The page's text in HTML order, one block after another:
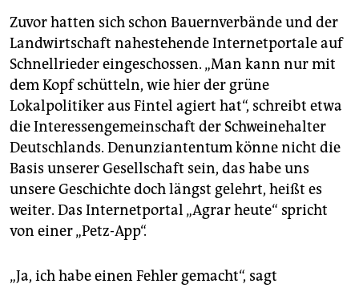
Zuvor hatten sich schon Bauernverbände und der
Landwirtschaft nahestehende Internetportale auf
Schnellrieder eingeschossen. „Man kann nur mit
dem Kopf schütteln, wie hier der grüne
Lokalpolitiker aus Fintel agiert hat“, schreibt etwa
die Interessengemeinschaft der Schweinehalter
Deutschlands. Denunziantentum könne nicht die
Basis unserer Gesellschaft sein, das habe uns
unsere Geschichte doch längst gelehrt, heißt es
weiter. Das Internetportal „Agrar heute“ spricht
von einer „Petz-App“.
„Ja, ich habe einen Fehler gemacht“, sagt